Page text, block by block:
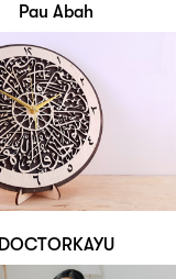
Pau Abah
DOCTORKAYU